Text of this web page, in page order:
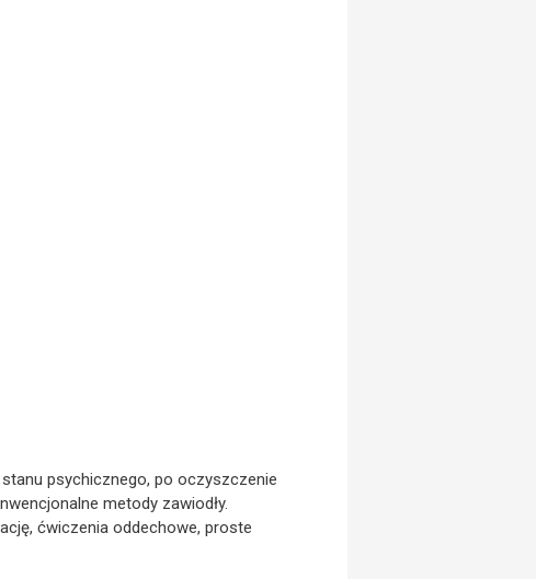
psychicznego, po oczyszczenie
metody zawiodły.
ćwiczenia oddechowe, proste